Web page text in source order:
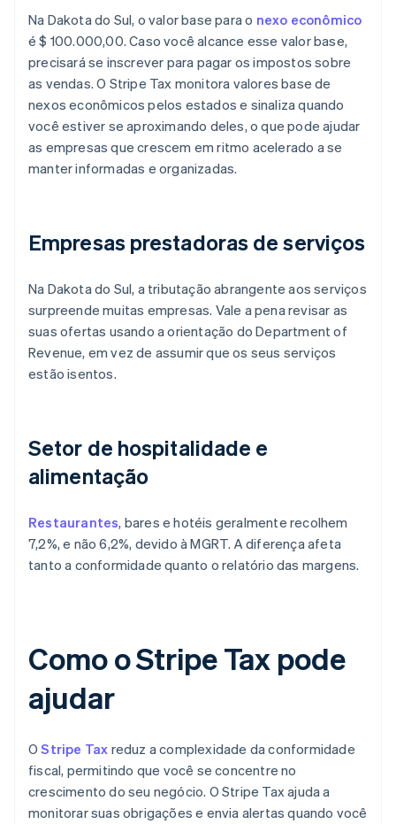
Na Dakota do Sul, o valor base para o nexo econômico
é $ 100.000,00. Caso você alcance esse valor base,
precisará se inscrever para pagar os impostos sobre
as vendas. O Stripe Tax monitora valores base de
nexos econômicos pelos estados e sinaliza quando
você estiver se aproximando deles, o que pode ajudar
as empresas que crescem em ritmo acelerado a se
manter informadas e organizadas.
Empresas prestadoras de serviços
Na Dakota do Sul, a tributação abrangente aos serviços
surpreende muitas empresas. Vale a pena revisar as
suas ofertas usando a orientação do Department of
Revenue, em vez de assumir que os seus serviços
estão isentos.
Setor de hospitalidade e
alimentação
Restaurantes, bares e hotéis geralmente recolhem
7,2%, e não 6,2%, devido à MGRT. A diferença afeta
tanto a conformidade quanto o relatório das margens.
Como o Stripe Tax pode
ajudar
OStripe Tax reduz a complexidade da conformidade
fiscal, permitindo que você se concentre no
crescimento do seu negócio. O Stripe Tax ajuda a
monitorar suas obrigações e envia alertas quando você